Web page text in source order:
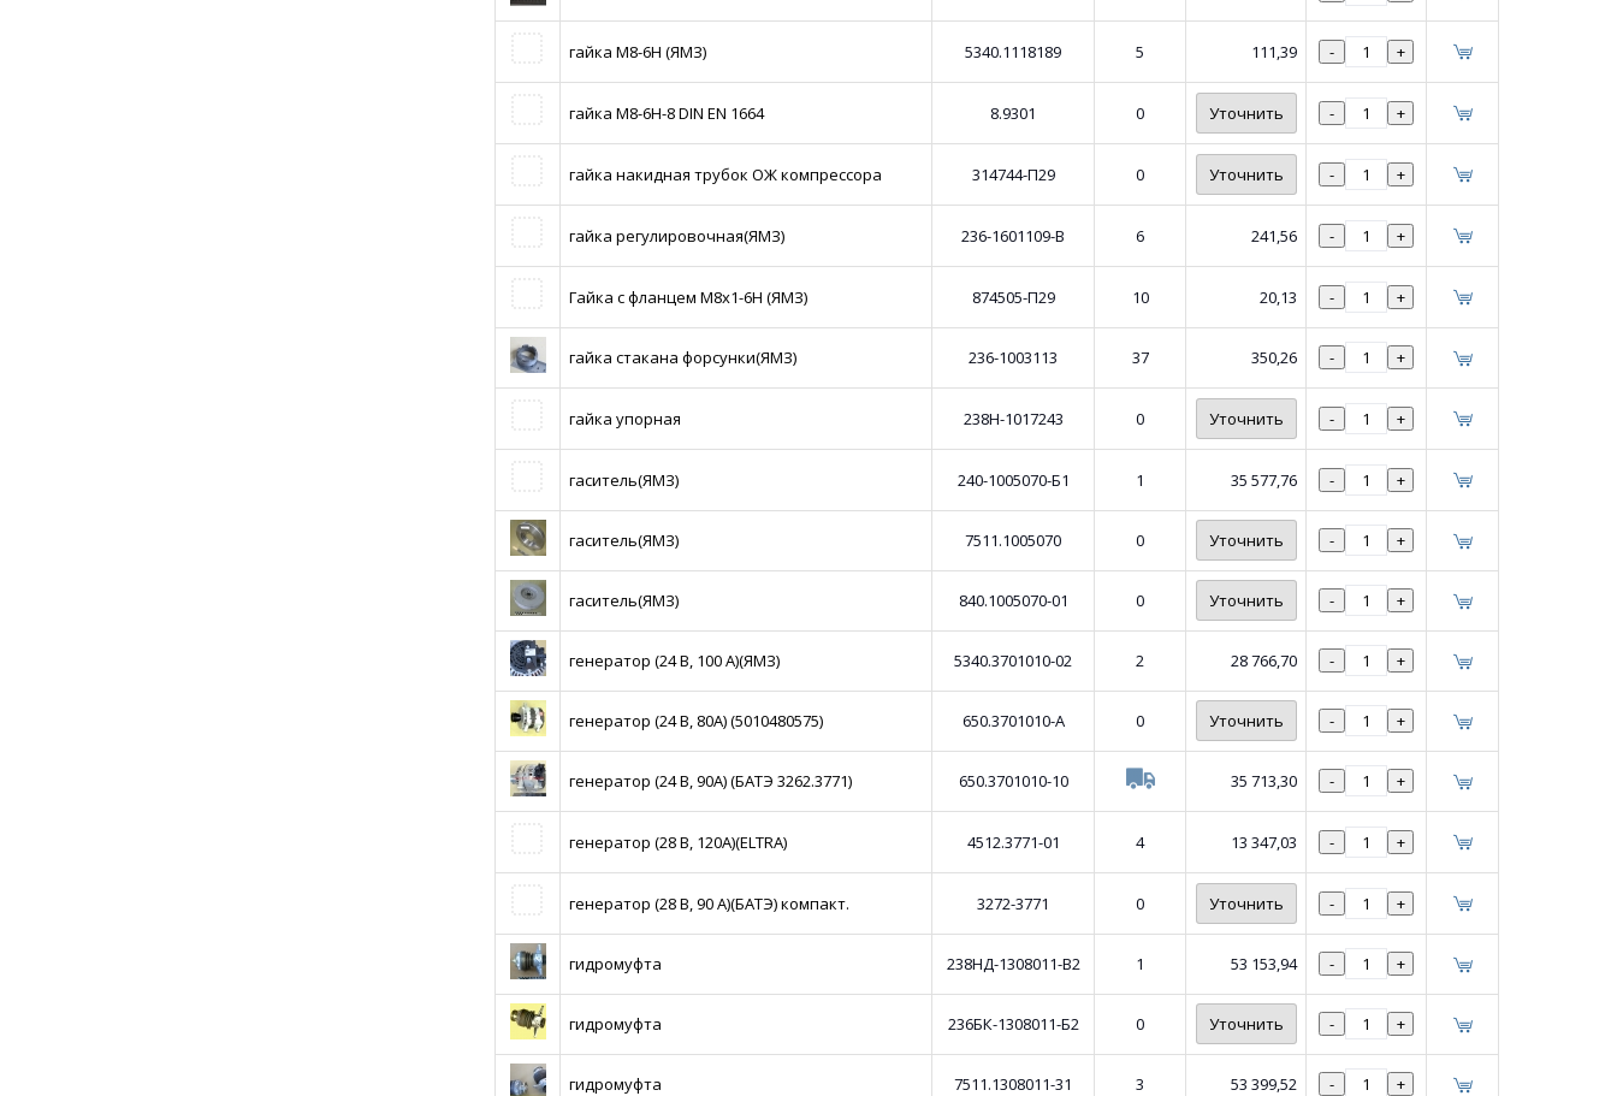
гайка М8-6Н (ЯМЗ) 5340.1118189 5 111,39 - +
гайка М8-6Н-8 DIN EN 1664 8.9301 0 Уточнить - +
гайка накидная трубок ОЖ компрессора 314744-П29 0 Уточнить - +
гайка регулировочная(ЯМЗ) 236-1601109-В 6 241,56 - +
Гайка с фланцем М8х1-6H (ЯМЗ) 874505-П29 10 20,13 - +
гайка стакана форсунки(ЯМЗ) 236-1003113 37 350,26 - +
гайка упорная 238Н-1017243 0 Уточнить - +
гаситель(ЯМЗ) 240-1005070-Б1 1 35 577,76 - +
гаситель(ЯМЗ) 7511.1005070 0 Уточнить - +
гаситель(ЯМЗ) 840.1005070-01 0 Уточнить - +
генератор (24 В, 100 А)(ЯМЗ) 5340.3701010-02 2 28 766,70 - +
генератор (24 В, 80А) (5010480575) 650.3701010-А 0 Уточнить - +
генератор (24 В, 90А) (БАТЭ 3262.3771) 650.3701010-10 35 713,30 - +
генератор (28 В, 120А)(ELTRA) 4512.3771-01 4 13 347,03 - +
генератор (28 В, 90 А)(БАТЭ) компакт. 3272-3771 0 Уточнить - +
гидромуфта 238НД-1308011-В2 1 53 153,94 - +
гидромуфта 236БК-1308011-Б2 0 Уточнить - +
гидромуфта 7511.1308011-31 3 53 399,52 - +